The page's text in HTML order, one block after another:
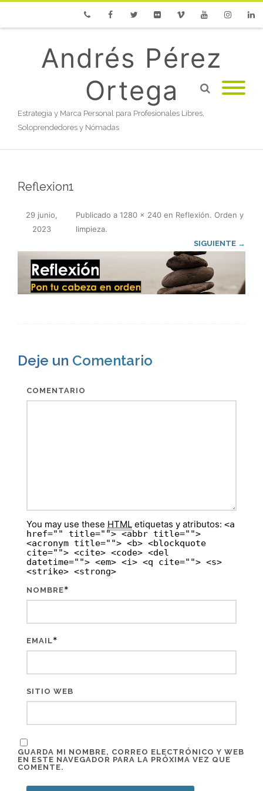
Andrés Pérez
Ortega
Estrategia y Marca Personal para Profesionales Libres,
Soloprendedores y Nómadas
Reflexion1
Publicado
29 junio,
2023
a 1280 × 240 en Reflexión. Orden y
limpieza.
SIGUIENTE →
Deje un Comentario
COMENTARIO
You may use these HTML etiquetas y atributos: <a
href="" title=""> <abbr title="">
<acronym title=""> <b> <blockquote
cite=""> <cite> <code> <del
datetime=""> <em> <i> <q cite=""> <s>
<strike> <strong>
NOMBRE*
EMAIL*
SITIO WEB
GUARDA MI NOMBRE, CORREO ELECTRÓNICO Y WEB
EN ESTE NAVEGADOR PARA LA PRÓXIMA VEZ QUE
COMENTE.